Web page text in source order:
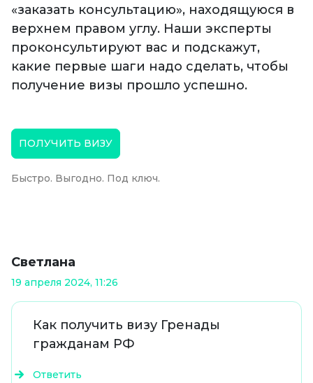
«заказать консультацию», находящуюся в
верхнем правом углу. Наши эксперты
проконсультируют вас и подскажут,
какие первые шаги надо сделать, чтобы
получение визы прошло успешно.
ПОЛУЧИТЬ ВИЗУ
Быстро. Выгодно. Под ключ.
Светлана
19 апреля 2024, 11:26
Как получить визу Гренады
гражданам РФ
Ответить